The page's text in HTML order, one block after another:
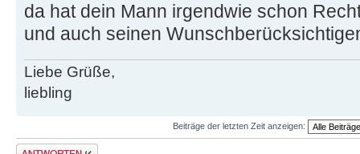
da hat dein Mann irgendwie schon
und auch seinen
Liebe Grüße,
liebling
Beiträge der letzten Zeit anzeigen:
Antwort erstellen